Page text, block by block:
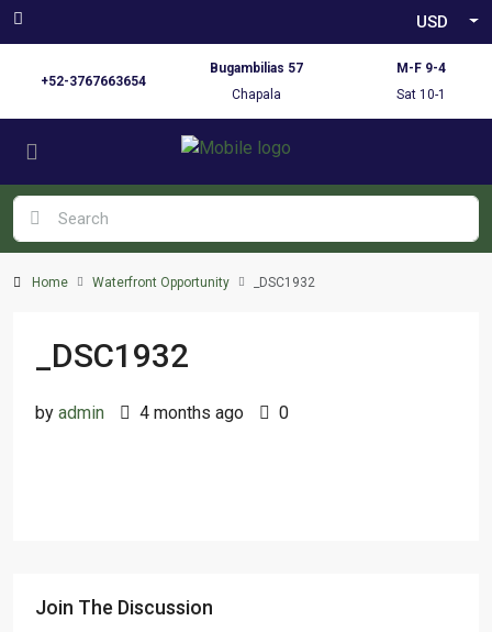
USD
+52-3767663654
Bugambilias 57
Chapala
M-F 9-4
Sat 10-1
Home Waterfront Opportunity _DSC1932
_DSC1932
by admin 4 months ago 0
Join The Discussion